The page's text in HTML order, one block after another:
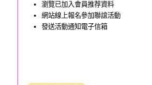
瀏覽已加入會員推荐資料
網站線上報名參加聯誼活動
發送活動通知電子信箱